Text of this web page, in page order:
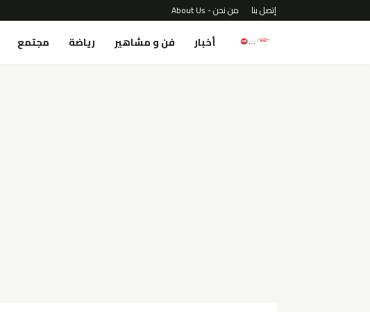
إتصل بنا من نحن - About Us
أخبار فن و مشاهير رياضة مجتمع